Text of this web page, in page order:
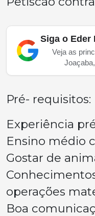
Siga o Eder
Veja as
Pré- requisitos:
Experiência
Ensino médio
Gostar de
operações
Boa